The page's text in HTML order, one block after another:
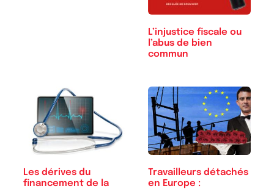
L’injustice fiscale ou
l’abus de bien
commun
Les dérives du
financement de la
Travailleurs détachés
en Europe :